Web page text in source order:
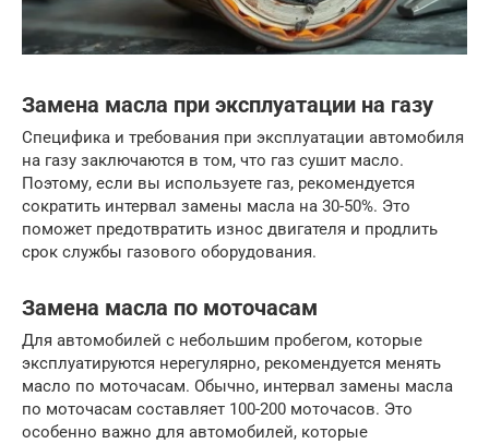
Замена масла при эксплуатации на газу
Специфика и требования при эксплуатации автомобиля
на газу заключаются в том, что газ сушит масло.
Поэтому, если вы используете газ, рекомендуется
сократить интервал замены масла на 30-50%. Это
поможет предотвратить износ двигателя и продлить
срок службы газового оборудования.
Замена масла по моточасам
Для автомобилей с небольшим пробегом, которые
эксплуатируются нерегулярно, рекомендуется менять
масло по моточасам. Обычно, интервал замены масла
по моточасам составляет 100-200 моточасов. Это
особенно важно для автомобилей, которые